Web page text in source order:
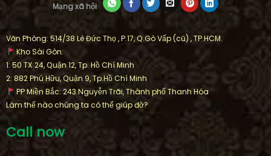
Mạng xã hội
Văn Phòng: 514/38 Lê Đức Thọ , P.17, Q.Gò Vấp (cũ) , TP.HCM.
Kho Sài Gòn:
1: 50 TX 24, Quận 12, Tp. Hồ Chí Minh
2: 882 Phú Hữu, Quận 9, Tp.Hồ Chí Minh
PP Miền Bắc: 243 Nguyễn Trãi, Thành phố Thanh Hóa
Làm thế nào chúng ta có thể giúp đỡ?
Call now